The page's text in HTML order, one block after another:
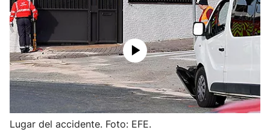
Lugar del accidente. Foto: EFE.